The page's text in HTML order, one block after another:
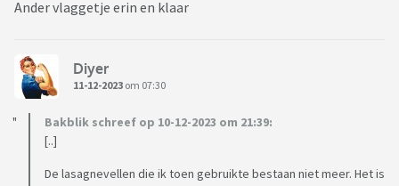
Ander vlaggetje erin en klaar
Diyer
11-12-2023 om 07:30
Bakblik schreef op 10-12-2023 om 21:39:
[..]
De lasagnevellen die ik toen gebruikte bestaan niet meer. Het is